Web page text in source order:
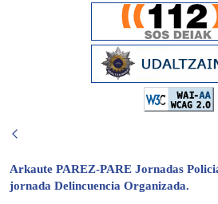
Arkaute PAREZ-PARE Jornadas
jornada Delincuencia Organizada.